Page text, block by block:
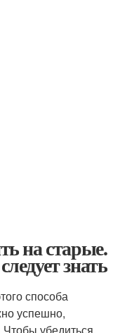
на старые.
знать
способа
успешно,